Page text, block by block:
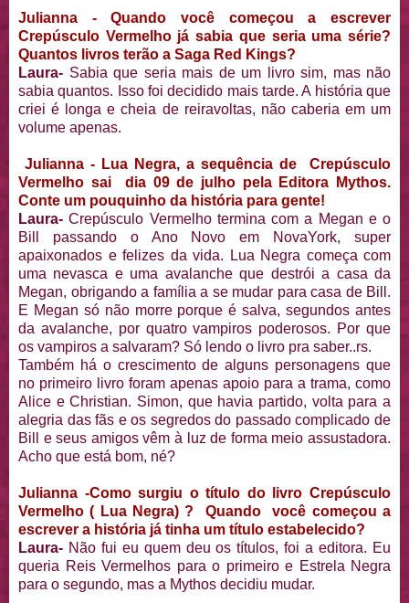
Julianna - Quando você começou a escrever
Crepúsculo Vermelho já sabia que seria uma série?
Quantos livros terão a Saga Red Kings?
Laura- Sabia que seria mais de um livro sim, mas não
sabia quantos. Isso foi decidido mais tarde. A história que
criei é longa e cheia de reiravoltas, não caberia em um
volume apenas.
Julianna - Lua Negra, a sequência de Crepúsculo
Vermelho sai dia 09 de julho pela Editora Mythos.
Conte um pouquinho da história para gente!
Laura- Crepúsculo Vermelho termina com a Megan e o
Bill passando o Ano Novo em NovaYork, super
apaixonados e felizes da vida. Lua Negra começa com
uma nevasca e uma avalanche que destrói a casa da
Megan, obrigando a família a se mudar para casa de Bill.
E Megan só não morre porque é salva, segundos antes
da avalanche, por quatro vampiros poderosos. Por que
os vampiros a salvaram? Só lendo o livro pra saber..rs.
Também há o crescimento de alguns personagens que
no primeiro livro foram apenas apoio para a trama, como
Alice e Christian. Simon, que havia partido, volta para a
alegria das fãs e os segredos do passado complicado de
Bill e seus amigos vêm à luz de forma meio assustadora.
Acho que está bom, né?
Julianna -Como surgiu o título do livro Crepúsculo
Vermelho ( Lua Negra) ? Quando você começou a
escrever a história já tinha um título estabelecido?
Laura- Não fui eu quem deu os títulos, foi a editora. Eu
queria Reis Vermelhos para o primeiro e Estrela Negra
para o segundo, mas a Mythos decidiu mudar.